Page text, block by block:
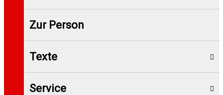
Zur Person
Texte
Service